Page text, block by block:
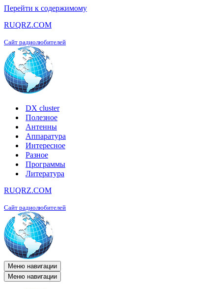
Перейти к содержимому
RUQRZ.COM
Сайт радиолюбителей
DX cluster
Полезное
Антенны
Аппаратура
Интересное
Разное
Программы
Литература
RUQRZ.COM
Сайт радиолюбителей
Меню навигации
Меню навигации